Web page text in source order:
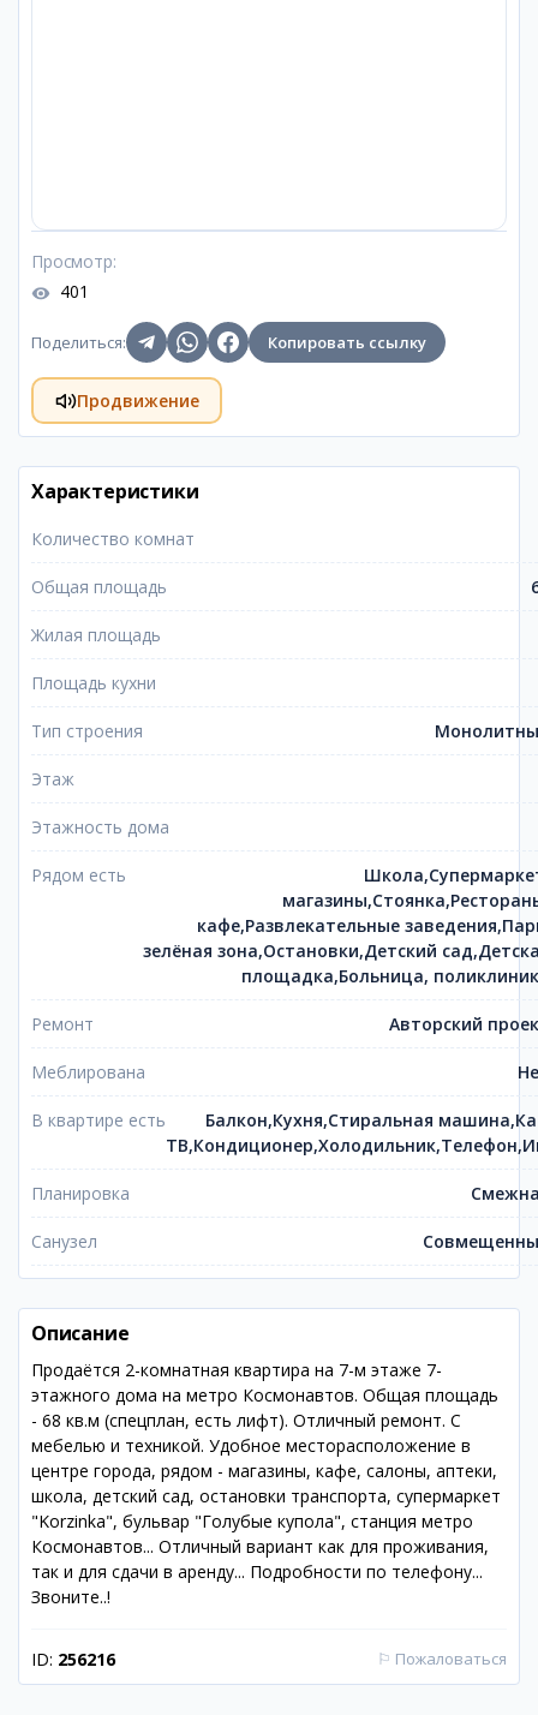
Просмотр:
401
Поделиться: Копировать ссылку
Продвижение
Характеристики
Количество комнат
Общая площадь
Жилая площадь
Площадь кухни
Тип строения
Этаж
Этажность дома
Рядом есть
кафе,Развлекательные
зелёная зона,Остановки,Детский
площадка,Больница,
Ремонт Авторский
Меблирована
В квартире есть
Балкон,Кухня,Стиральная
Планировка
Санузел
Описание
Продаётся 2-комнатная квартира на 7-м этаже 7-
этажного дома на метро Космонавтов. Общая площадь
- 68 кв.м (спецплан, есть лифт). Отличный ремонт. С
мебелью и техникой. Удобное месторасположение в
центре города, рядом - магазины, кафе, салоны, аптеки,
школа, детский сад, остановки транспорта, супермаркет
"Korzinka", бульвар "Голубые купола", станция метро
Космонавтов... Отличный вариант как для проживания,
так и для сдачи в аренду... Подробности по телефону...
Звоните..!
ID: 256216 ⚐ Пожаловаться